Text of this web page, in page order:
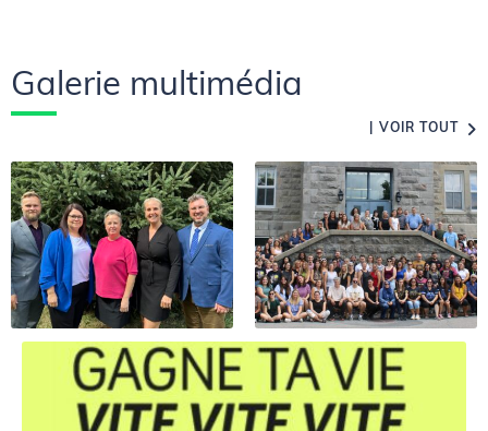
Galerie multimédia
VOIR TOUT